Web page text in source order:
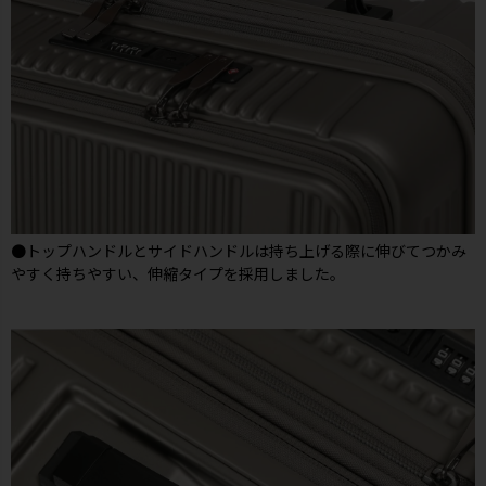
●トップハンドルとサイドハンドルは持ち上げる際に伸びてつかみ
やすく持ちやすい、伸縮タイプを採用しました。